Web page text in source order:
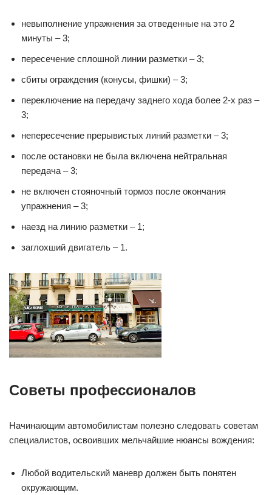
невыполнение упражнения за отведенные на это 2
минуты – 3;
пересечение сплошной линии разметки – 3;
сбиты ограждения (конусы, фишки) – 3;
переключение на передачу заднего хода более 2-х раз –
3;
непересечение прерывистых линий разметки – 3;
после остановки не была включена нейтральная
передача – 3;
не включен стояночный тормоз после окончания
упражнения – 3;
наезд на линию разметки – 1;
заглохший двигатель – 1.
Советы профессионалов
Начинающим автомобилистам полезно следовать советам
специалистов, освоивших мельчайшие нюансы вождения:
Любой водительский маневр должен быть понятен
окружающим.